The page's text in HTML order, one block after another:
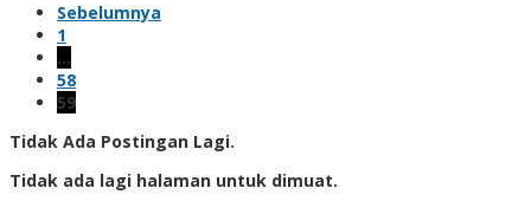
Sebelumnya
1
…
58
59
Tidak Ada Postingan Lagi.
Tidak ada lagi halaman untuk dimuat.